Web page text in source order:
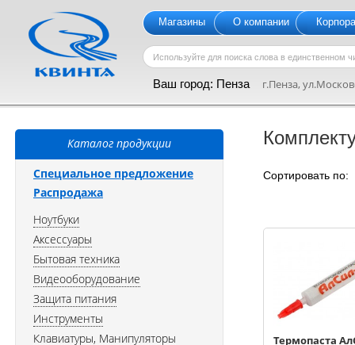
Магазины О компании
Ваш город: Пенза г.Пенза,
Сортировать
Термопаста
Каталог продукции
Специальное предложение
Распродажа
Ноутбуки
Аксессуары
Бытовая техника
Видеооборудование
Защита питания
Инструменты
Клавиатуры, Манипуляторы